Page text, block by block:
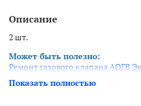
Описание
2 шт.
Может быть полезно:
Ремонт газового клапана АОГВ
Основные ошибки при замене
Показать полностью